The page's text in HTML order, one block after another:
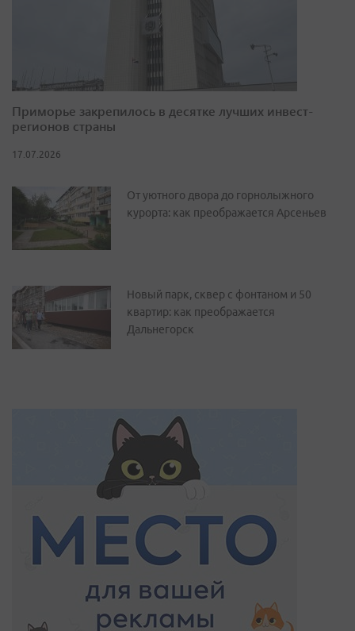
Приморье закрепилось в десятке лучших инвест-
регионов страны
17.07.2026
От уютного двора до горнолыжного
курорта: как преображается Арсеньев
Новый парк, сквер с фонтаном и 50
квартир: как преображается
Дальнегорск